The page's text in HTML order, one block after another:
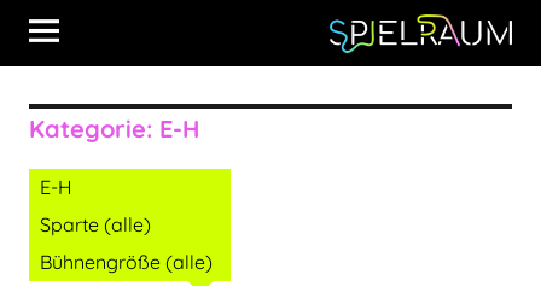
Kategorie: E-H
E-H
Sparte (alle)
Bühnengröße (alle)